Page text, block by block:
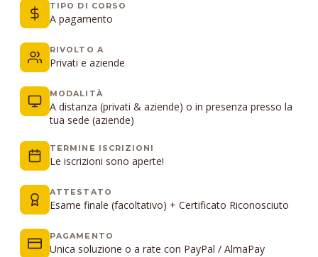
TIPO DI CORSO
A pagamento
RIVOLTO A
Privati e aziende
MODALITÀ
A distanza (privati & aziende) o in presenza presso la
tua sede (aziende)
TERMINE ISCRIZIONI
Le iscrizioni sono aperte!
ATTESTATO
Esame finale (facoltativo) + Certificato Riconosciuto
PAGAMENTO
Unica soluzione o a rate con PayPal / AlmaPay